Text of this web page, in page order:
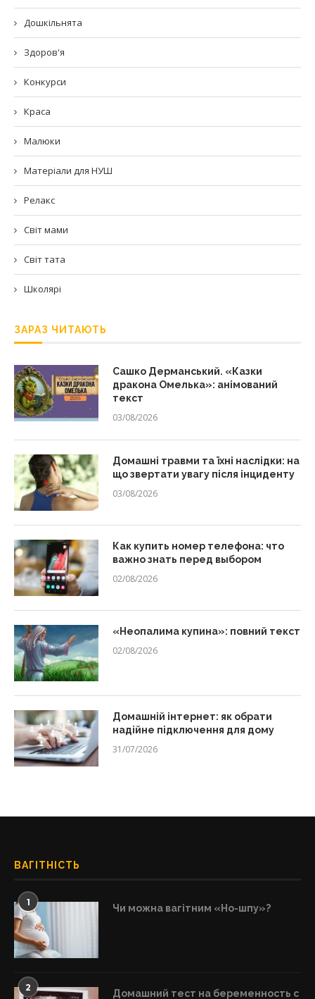
Дошкільнята
Здоров'я
Конкурси
Краса
Малюки
Матеріали для НУШ
Релакс
Світ мами
Світ тата
Школярі
ЗАРАЗ ЧИТАЮТЬ
Сашко Дерманський. «Казки
дракона Омелька»: анімований
текст
03/08/2026
Домашні травми та їхні наслідки: на
що звертати увагу після інциденту
03/08/2026
Как купить номер телефона: что
важно знать перед выбором
02/08/2026
«Неопалима купина»: повний текст
02/08/2026
Домашній інтернет: як обрати
надійне підключення для дому
31/07/2026
ВАГІТНІСТЬ
1 Чи можна вагітним «Но-шпу»?
2
Домашний тест на беременность с